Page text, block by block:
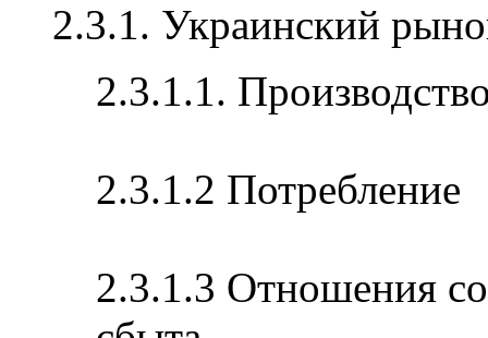
2.3.1. Украинский
2.3.1.1.
2.3.1.2 Потребление
2.3.1.3 Отношения